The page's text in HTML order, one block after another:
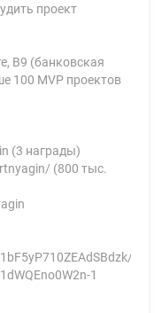
проект
B9 (банковская
100 MVP проектов
(3 награды)
(800 тыс.
UI-
1